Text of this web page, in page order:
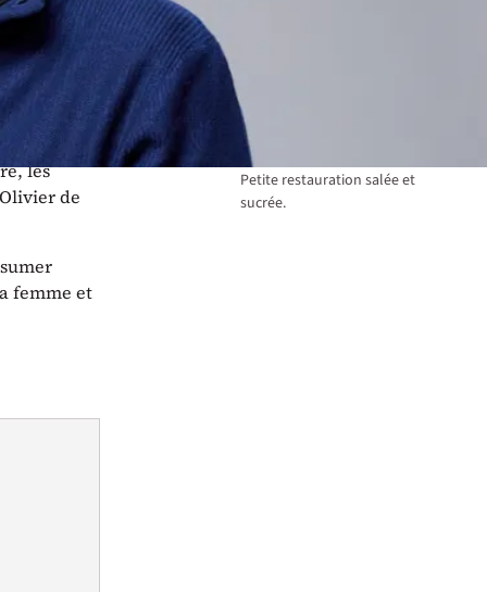
à ne
va
les
de
femme et
info@touratour.ch
réservation effectuée.
Bar / restauration
Petite restauration salée et
sucrée.